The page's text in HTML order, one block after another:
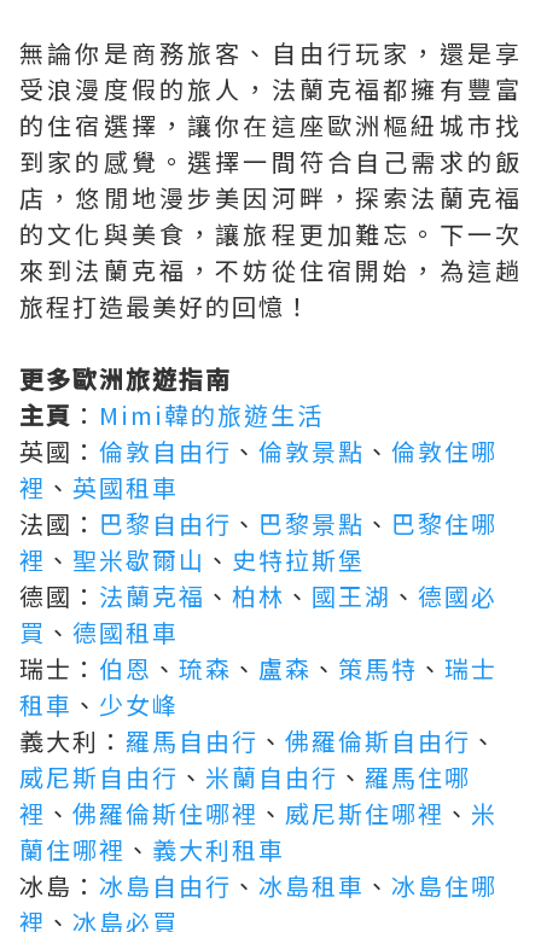
無論你是商務旅客、自由行玩家，還是享
受浪漫度假的旅人，法蘭克福都擁有豐富
的住宿選擇，讓你在這座歐洲樞紐城市找
到家的感覺。選擇一間符合自己需求的飯
店，悠閒地漫步美因河畔，探索法蘭克福
的文化與美食，讓旅程更加難忘。下一次
來到法蘭克福，不妨從住宿開始，為這趟
旅程打造最美好的回憶！
更多歐洲旅遊指南
主頁 ： Mimi韓的旅遊生活
英國： 倫敦自由行 、 倫敦景點 、 倫敦住哪
裡 、 英國租車
法國： 巴黎自由行 、 巴黎景點 、 巴黎住哪
裡 、 聖米歇爾山 、 史特拉斯堡
德國： 法蘭克福 、 柏林 、 國王湖 、 德國必
買 、 德國租車
瑞士： 伯恩 、 琉森 、 盧森 、 策馬特 、 瑞士
租車 、 少女峰
義大利： 羅馬自由行 、 佛羅倫斯自由行 、
威尼斯自由行 、 米蘭自由行 、 羅馬住哪
裡 、 佛羅倫斯住哪裡 、 威尼斯住哪裡 、 米
蘭住哪裡 、 義大利租車
冰島： 冰島自由行 、 冰島租車 、 冰島住哪
裡 、 冰島必買